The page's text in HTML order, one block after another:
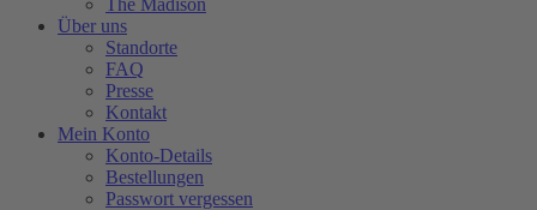
The Madison
Über uns
Standorte
FAQ
Presse
Kontakt
Mein Konto
Konto-Details
Bestellungen
Passwort vergessen